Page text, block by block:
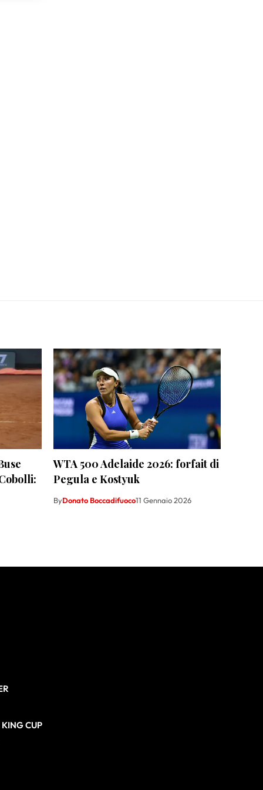
WTA 500 Adelaide 2026: forfait di
Pegula e Kostyuk
ByDonato Boccadifuoco11 Gennaio 2026
CUP